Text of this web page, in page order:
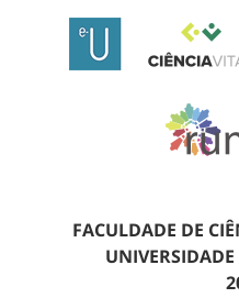
FACULDADE DE